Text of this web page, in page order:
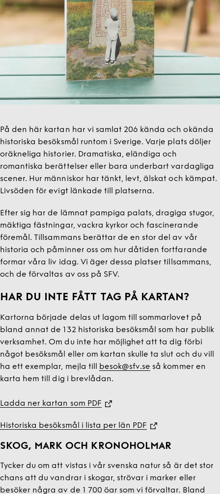
På den här kartan har vi samlat 206 kända och okända
historiska besöksmål runtom i Sverige. Varje plats döljer
oräkneliga historier. Dramatiska, eländiga och
romantiska berättelser eller bara underbart vardagliga
scener. Hur människor har tänkt, levt, älskat och kämpat.
Livsöden för evigt länkade till platserna.
Efter sig har de lämnat pampiga palats, dragiga stugor,
mäktiga fästningar, vackra kyrkor och fascinerande
föremål. Tillsammans berättar de en stor del av vår
historia och påminner oss om hur dåtiden fortfarande
formar våra liv idag. Vi äger dessa platser tillsammans,
och de förvaltas av oss på SFV.
HAR DU INTE FÅTT TAG PÅ KARTAN?
Kartorna började delas ut lagom till sommarlovet på
bland annat de 132 historiska besöksmål som har publik
verksamhet. Om du inte har möjlighet att ta dig förbi
något besöksmål eller om kartan skulle ta slut och du vill
ha ett exemplar, mejla till
besok@sfv.se så kommer en
karta hem till dig i brevlådan.
Ladda ner kartan som PDF
Historiska besöksmål i lista per län PDF
SKOG, MARK OCH KRONOHOLMAR
Tycker du om att vistas i vår svenska natur så är det stor
chans att du vandrar i skogar, strövar i marker eller
besöker några av de 1 700 öar som vi förvaltar. Bland